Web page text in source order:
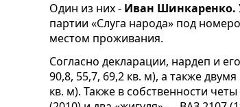
Один из них - Иван Шинкаренко.
партии «Слуга народа» под
местом проживания.
Согласно декларации, нардеп и
90,8, 55,7, 69,2 кв. м), а также
кв. м). Также в собственности